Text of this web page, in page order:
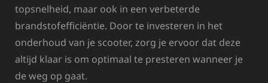
topsnelheid, maar ook in een verbeterde
brandstofefficiëntie. Door te investeren in het
onderhoud van je scooter, zorg je ervoor dat deze
altijd klaar is om optimaal te presteren wanneer je
de weg op gaat.